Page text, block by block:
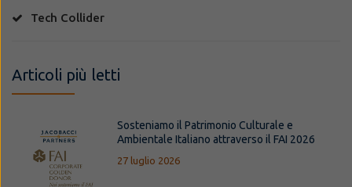
Tech Collider
Articoli più letti
Sosteniamo il Patrimonio Culturale e
Ambientale Italiano attraverso il FAI 2026
27 luglio 2026